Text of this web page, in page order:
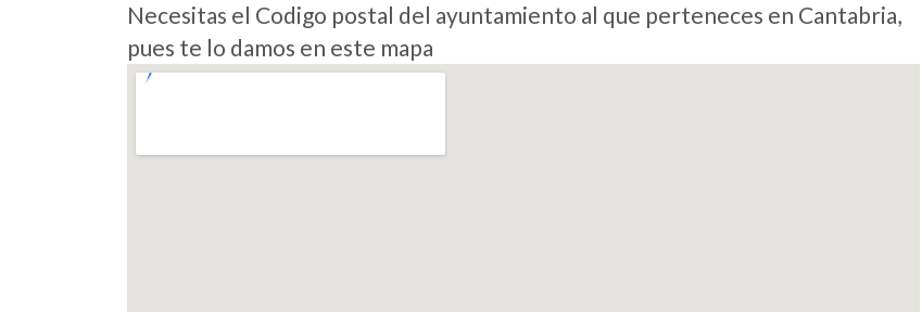
Necesitas el Codigo postal del ayuntamiento al que perteneces en Cantabria,
pues te lo damos en este mapa